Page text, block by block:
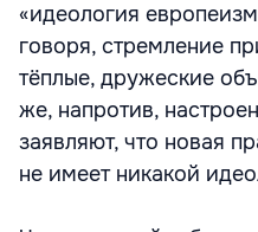
«идеология
говоря, стремление
тёплые, дружеские
же, напротив,
заявляют, что новая
не имеет никакой